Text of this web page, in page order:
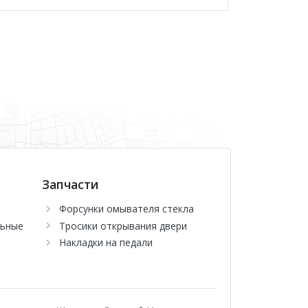
Запчасти
Форсунки омывателя стекла
Тросики открывания двери
Накладки на педали